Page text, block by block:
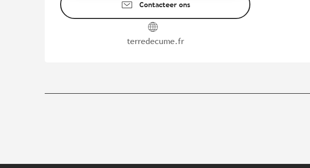
Contacteer ons
terredecume.fr